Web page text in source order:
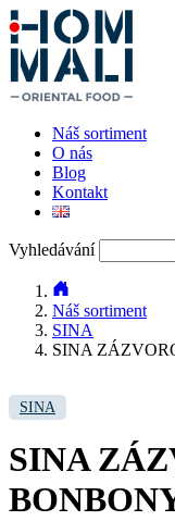
Náš sortiment
O nás
Blog
Kontakt
Vyhledávání
Náš sortiment
SINA
SINA
SINA
SINA